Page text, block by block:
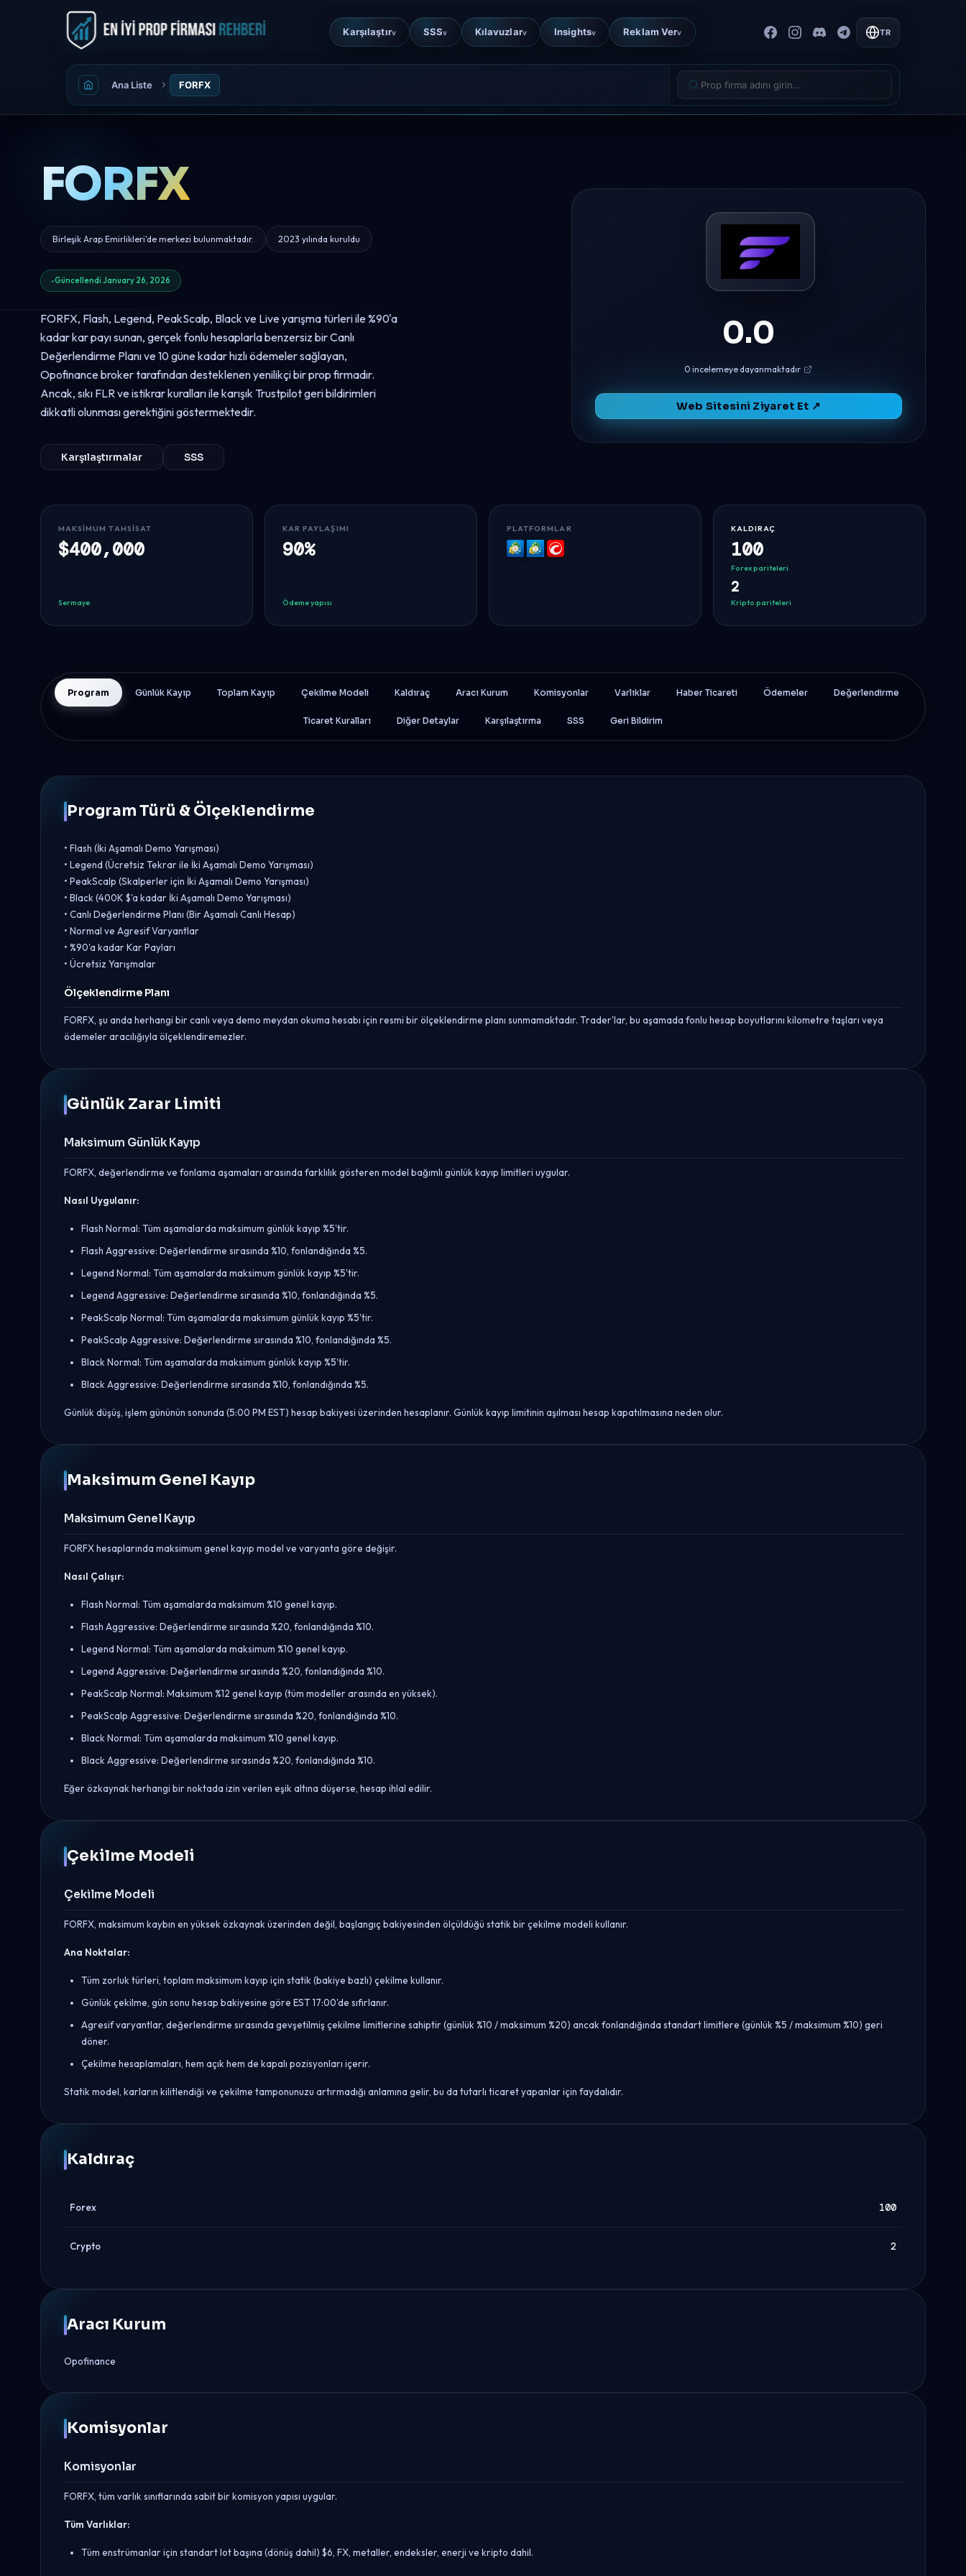
Karşılaştırv SSSv Kılavuzlarv Insightsv Reklam Verv TR
Ana Liste FORFX
FORFX
Birleşik Arap Emirlikleri'de merkezi bulunmaktadır. 2023 yılında kuruldu
Güncellendi January 26, 2026
FORFX, Flash, Legend, PeakScalp, Black ve Live yarışma türleri ile %90'a
kadar kar payı sunan, gerçek fonlu hesaplarla benzersiz bir Canlı
Değerlendirme Planı ve 10 güne kadar hızlı ödemeler sağlayan,
Opofinance broker tarafından desteklenen yenilikçi bir prop firmadır.
Ancak, sıkı FLR ve istikrar kuralları ile karışık Trustpilot geri bildirimleri
dikkatli olunması gerektiğini göstermektedir.
Karşılaştırmalar SSS
0.0
0 incelemeye dayanmaktadır
Web Sitesini Ziyaret Et ↗
MAKSIMUM TAHSISAT
$400,000
Sermaye
KAR PAYLAŞIMI
90%
Ödeme yapısı
PLATFORMLAR
MT4 MT5 cTrader
KALDIRAÇ
100
Forex pariteleri
2
Kripto pariteleri
Program Günlük Kayıp Toplam Kayıp Çekilme Modeli Kaldıraç Aracı Kurum Komisyonlar Varlıklar Haber Ticareti Ödemeler Değerlendirme
Ticaret Kuralları Diğer Detaylar Karşılaştırma SSS Geri Bildirim
Program Türü & Ölçeklendirme
• Flash (İki Aşamalı Demo Yarışması)
• Legend (Ücretsiz Tekrar ile İki Aşamalı Demo Yarışması)
• PeakScalp (Skalperler için İki Aşamalı Demo Yarışması)
• Black (400K $'a kadar İki Aşamalı Demo Yarışması)
• Canlı Değerlendirme Planı (Bir Aşamalı Canlı Hesap)
• Normal ve Agresif Varyantlar
• %90'a kadar Kar Payları
• Ücretsiz Yarışmalar
Ölçeklendirme Planı
FORFX, şu anda herhangi bir canlı veya demo meydan okuma hesabı için resmi bir ölçeklendirme planı sunmamaktadır. Trader'lar, bu aşamada fonlu hesap boyutlarını kilometre taşları veya
ödemeler aracılığıyla ölçeklendiremezler.
Günlük Zarar Limiti
Maksimum Günlük Kayıp
FORFX, değerlendirme ve fonlama aşamaları arasında farklılık gösteren model bağımlı günlük kayıp limitleri uygular.
Nasıl Uygulanır:
Flash Normal: Tüm aşamalarda maksimum günlük kayıp %5'tir.
Flash Aggressive: Değerlendirme sırasında %10, fonlandığında %5.
Legend Normal: Tüm aşamalarda maksimum günlük kayıp %5'tir.
Legend Aggressive: Değerlendirme sırasında %10, fonlandığında %5.
PeakScalp Normal: Tüm aşamalarda maksimum günlük kayıp %5'tir.
PeakScalp Aggressive: Değerlendirme sırasında %10, fonlandığında %5.
Black Normal: Tüm aşamalarda maksimum günlük kayıp %5'tir.
Black Aggressive: Değerlendirme sırasında %10, fonlandığında %5.
Günlük düşüş, işlem gününün sonunda (5:00 PM EST) hesap bakiyesi üzerinden hesaplanır. Günlük kayıp limitinin aşılması hesap kapatılmasına neden olur.
Maksimum Genel Kayıp
Maksimum Genel Kayıp
FORFX hesaplarında maksimum genel kayıp model ve varyanta göre değişir.
Nasıl Çalışır:
Flash Normal: Tüm aşamalarda maksimum %10 genel kayıp.
Flash Aggressive: Değerlendirme sırasında %20, fonlandığında %10.
Legend Normal: Tüm aşamalarda maksimum %10 genel kayıp.
Legend Aggressive: Değerlendirme sırasında %20, fonlandığında %10.
PeakScalp Normal: Maksimum %12 genel kayıp (tüm modeller arasında en yüksek).
PeakScalp Aggressive: Değerlendirme sırasında %20, fonlandığında %10.
Black Normal: Tüm aşamalarda maksimum %10 genel kayıp.
Black Aggressive: Değerlendirme sırasında %20, fonlandığında %10.
Eğer özkaynak herhangi bir noktada izin verilen eşik altına düşerse, hesap ihlal edilir.
Çekilme Modeli
Çekilme Modeli
FORFX, maksimum kaybın en yüksek özkaynak üzerinden değil, başlangıç bakiyesinden ölçüldüğü statik bir çekilme modeli kullanır.
Ana Noktalar:
Tüm zorluk türleri, toplam maksimum kayıp için statik (bakiye bazlı) çekilme kullanır.
Günlük çekilme, gün sonu hesap bakiyesine göre EST 17:00'de sıfırlanır.
Agresif varyantlar, değerlendirme sırasında gevşetilmiş çekilme limitlerine sahiptir (günlük %10 / maksimum %20) ancak fonlandığında standart limitlere (günlük %5 / maksimum %10) geri
döner.
Çekilme hesaplamaları, hem açık hem de kapalı pozisyonları içerir.
Statik model, karların kilitlendiği ve çekilme tamponunuzu artırmadığı anlamına gelir, bu da tutarlı ticaret yapanlar için faydalıdır.
Kaldıraç
Forex 100
Crypto 2
Aracı Kurum
Opofinance
Komisyonlar
Komisyonlar
FORFX, tüm varlık sınıflarında sabit bir komisyon yapısı uygular.
Tüm Varlıklar:
Tüm enstrümanlar için standart lot başına (dönüş dahil) $6, FX, metaller, endeksler, enerji ve kripto dahil.